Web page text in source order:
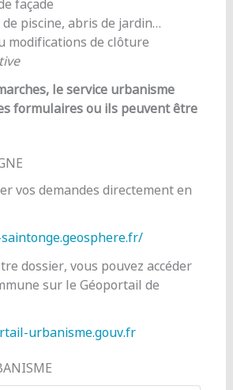
façade
piscine, abris de jardin…
modifications de clôture
le service urbanisme
formulaires ou ils peuvent être
vos demandes directement en
dossier, vous pouvez accéder
sur le Géoportail de
urbanisme.gouv.fr